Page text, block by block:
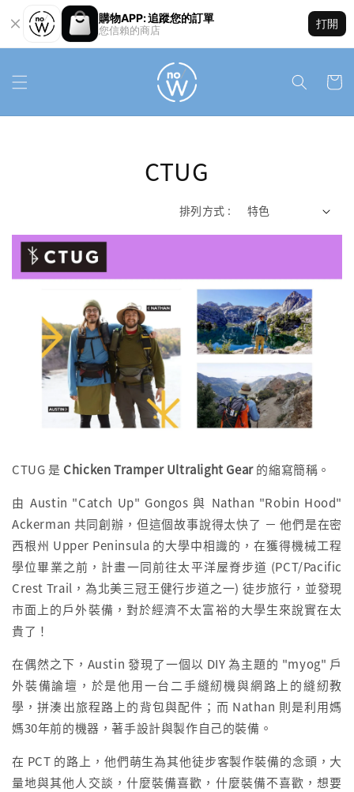
購物APP: 追蹤您的訂單
您信賴的商店
打開
CTUG
排列方式 :
CTUG 是 Chicken Tramper Ultralight Gear的縮寫簡稱。
由 Austin "Catch Up" Gongos 與 Nathan "Robin Hood"
Ackerman 共同創辦，但這個故事說得太快了 － 他們是在密
西根州 Upper Peninsula 的大學中相識的，在獲得機械工程
學位畢業之前，計畫一同前往太平洋屋脊步道 (PCT/Pacific
Crest Trail，為北美三冠王健行步道之一) 徒步旅行，並發現
市面上的戶外裝備，對於經濟不太富裕的大學生來說實在太
貴了！
在偶然之下，Austin 發現了一個以 DIY 為主題的 "myog" 戶
外裝備論壇，於是他用一台二手縫紉機與網路上的縫紉教
學，拼湊出旅程路上的背包與配件；而 Nathan 則是利用媽
媽30年前的機器，著手設計與製作自己的裝備。
在 PCT 的路上，他們萌生為其他徒步客製作裝備的念頭，大
量地與其他人交談，什麼裝備喜歡，什麼裝備不喜歡，想要